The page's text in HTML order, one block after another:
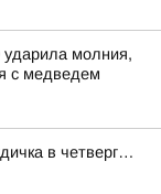
молния,
с медведем
в четверг…